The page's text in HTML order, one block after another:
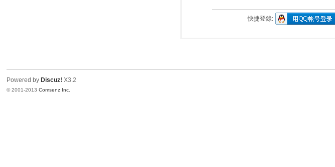
快捷登錄:
Powered by Discuz! X3.2
© 2001-2013Comsenz Inc.